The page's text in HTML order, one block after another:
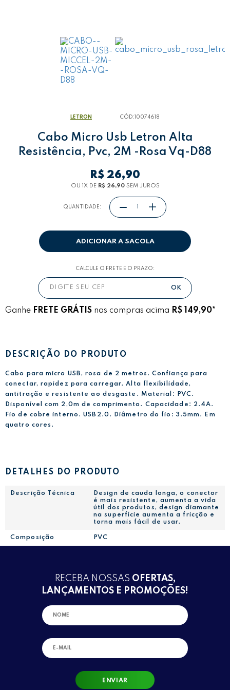
LETRON CÓD: 10074618
Cabo Micro Usb Letron Alta
Resistência, Pvc, 2M -Rosa Vq-D88
R$ 26,90
OU 1XDE R$ 26,90SEM JUROS
QUANTIDADE:
ADICIONAR A SACOLA
CALCULE O FRETE E O PRAZO:
Ganhe FRETE GRÁTIS nas compras acima R$ 149,90*
DESCRIÇÃO DO PRODUTO
Cabo para micro USB, rosa de 2 metros. Confiança para
conectar, rapidez para carregar. Alta flexibilidade,
antitração e resistente ao desgaste. Material: PVC.
Disponível com 2,0m de comprimento. Capacidade: 2.4A.
Fio de cobre interno. USB2.0. Diâmetro do fio: 3.5mm. Em
quatro cores.
DETALHES DO PRODUTO
Descrição Técnica
Design de cauda longa, o conector
é mais resistente, aumenta a vida
útil dos produtos, design diamante
na superfície aumenta a fricção e
torna mais fácil de usar.
Composição PVC
RECEBA NOSSAS OFERTAS,
LANÇAMENTOS E PROMOÇÕES!
ENVIAR